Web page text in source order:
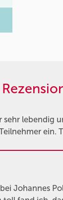
lebendig
ein.
Johannes